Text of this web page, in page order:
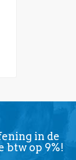
in de
btw op 9%!